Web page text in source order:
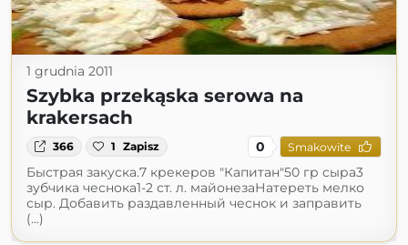
1 grudnia 2011
Szybka przekąska serowa na
krakersach
366 1 Zapisz 0 Smakowite
Быстрая закуска.7 крекеров "Капитан"50 гр сыра3
зубчика чеснока1-2 ст. л. майонезаНатереть мелко
сыр. Добавить раздавленный чеснок и заправить
(...)